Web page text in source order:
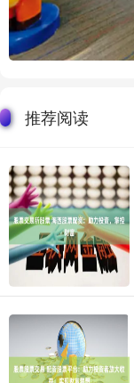
推荐阅读